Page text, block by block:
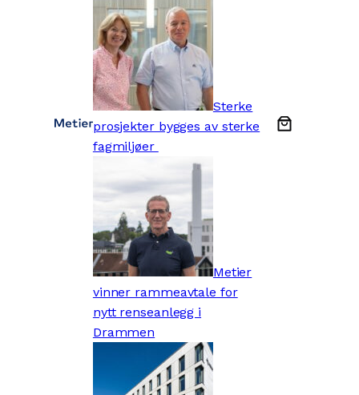
Sterke
prosjekter bygges av sterke
fagmiljøer
Metier
vinner rammeavtale for
nytt renseanlegg i
Drammen